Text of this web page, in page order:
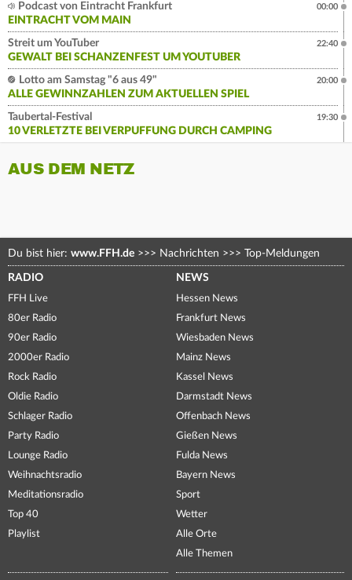
Podcast von Eintracht Frankfurt
EINTRACHT VOM MAIN
00:00
Streit um YouTuber
GEWALT BEI SCHANZENFEST UM YOUTUBER
22:40
Lotto am Samstag "6 aus 49"
ALLE GEWINNZAHLEN ZUM AKTUELLEN SPIEL
20:00
Taubertal-Festival
10 VERLETZTE BEI VERPUFFUNG DURCH CAMPING
19:30
AUS DEM NETZ
Du bist hier: www.FFH.de >>> Nachrichten >>> Top-Meldungen
RADIO
FFH Live
80er Radio
90er Radio
2000er Radio
Rock Radio
Oldie Radio
Schlager Radio
Party Radio
Lounge Radio
Weihnachtsradio
Meditationsradio
Top 40
Playlist
NEWS
Hessen News
Frankfurt News
Wiesbaden News
Mainz News
Kassel News
Darmstadt News
Offenbach News
Gießen News
Fulda News
Bayern News
Sport
Wetter
Alle Orte
Alle Themen